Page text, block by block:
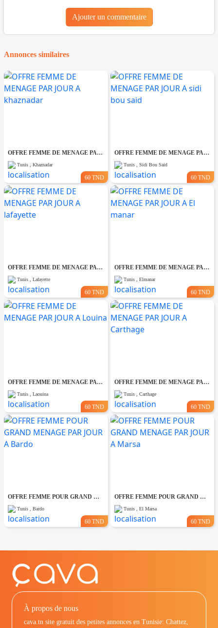
Ajouter un commentaire
Annonces similaires
OFFRE FEMME DE MENAGE PAR JOUR A khaznadar
Tunis , Khaznadar
60 TND
OFFRE FEMME DE MENAGE PAR JOUR A sidi bou said
Tunis , Sidi Bou Said
60 TND
OFFRE FEMME DE MENAGE PAR JOUR A lafayette
Tunis , Lafayette
60 TND
OFFRE FEMME DE MENAGE PAR JOUR A El manar
Tunis , Elmanar
60 TND
OFFRE FEMME DE MENAGE PAR JOUR A Louina
Tunis , Laouina
60 TND
OFFRE FEMME DE MENAGE PAR JOUR A Carthage
Tunis , Carthage
60 TND
OFFRE FEMME POUR GRAND MENAGE PAR JOUR A Bardo
Tunis , Bardo
60 TND
OFFRE FEMME POUR GRAND MENAGE PAR JOUR A Marsa
Tunis , El Marsa
60 TND
À propos de nous
cava.tn site gratuit des petites annonces en Tunisie: Chattez,